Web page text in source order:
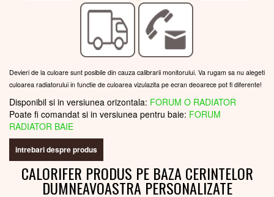
Devieri de la culoare sunt posibile din cauza calibrarii monitorului. Va rugam sa nu alegeti
culoarea radiatorului in functie de culoarea vizulazita pe ecran deoarece pot fi diferente!
Disponibil si in versiunea orizontala: FORUM O RADIATOR
Poate fi comandat si in versiunea pentru baie: FORUM
RADIATOR BAIE
intrebari despre produs
CALORIFER PRODUS PE BAZA CERINTELOR
DUMNEAVOASTRA PERSONALIZATE